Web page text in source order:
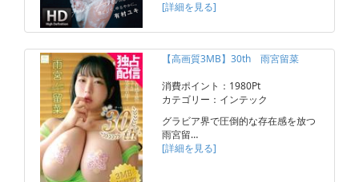
[詳細を見る]
【高画質3MB】30th 雨宮留菜
消費ポイント：1980Pt
カテゴリー：インテック
グラビア界で圧倒的な存在感を放つ
雨宮留…
[詳細を見る]